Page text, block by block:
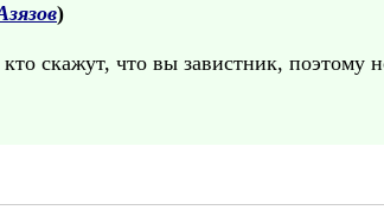
)
скажут, что вы завистник, поэтому